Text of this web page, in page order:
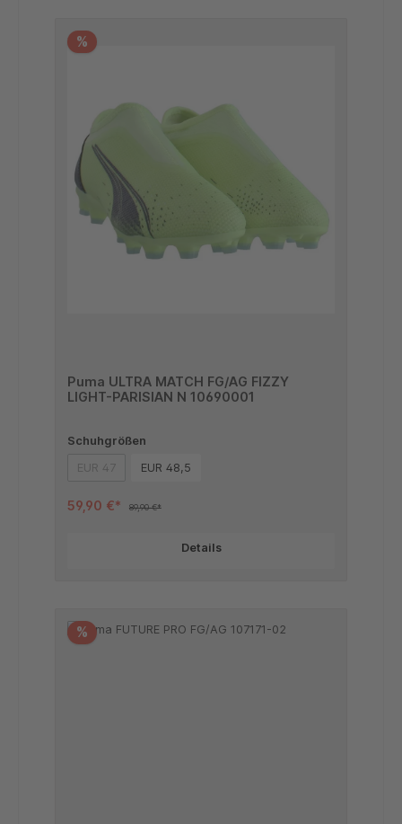
%
Puma ULTRA MATCH FG/AG FIZZY
LIGHT-PARISIAN N 10690001
Schuhgrößen
EUR 47(Diese Option ist zurzeit nicht verfügbar.)
EUR 48,5
59,90 €* 89,90 €*
Details
%